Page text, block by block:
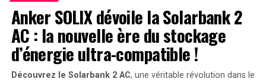
À quoi ressemble une pensée ? Les pensées résultent de
signaux partagés entre des milliards de neurones dans
notre cerveau. Diverses substances chimiques sont
impliquées, mais tout se résume à l’activité électrique.
Nous pouvons mesurer cette activité et l’observer.
Anker SOLIX dévoile la Solarbank 2
AC : la nouvelle ère du stockage
d’énergie ultra-compatible !
Découvrez le Solarbank 2 AC, une véritable révolution dans le